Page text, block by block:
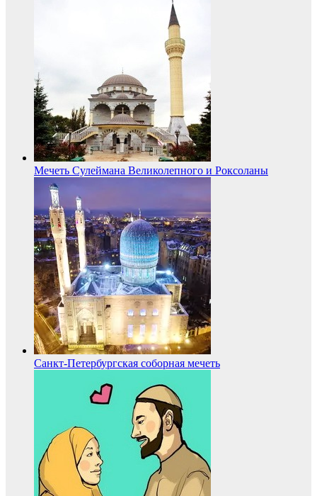
Мечеть Сулеймана Великолепного и Роксоланы
Санкт-Петербургская соборная мечеть